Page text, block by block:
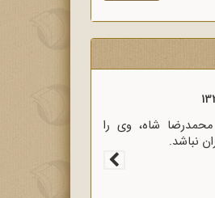
کشور در نامه‌ای برای
پرداخت غرامت به